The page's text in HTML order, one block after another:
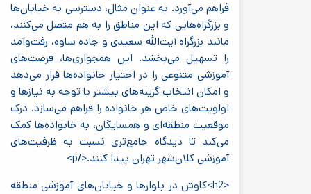
فراهم می‌آورد. به عنوان مثال، دسترسی به خیابان‌ها
و بزرگراه‌هایی که این مناطق را به هم متصل می‌کنند،
مانند بزرگراه آیت‌الله سعیدی و جاده ساوه، رفت‌وآمد
را تسهیل می‌بخشد. این همجواری‌ها، فرصت‌های
آموزشی متنوعی را در اختیار خانواده‌ها قرار می‌دهد
و امکان انتخاب گزینه‌های بیشتر با توجه به نیازها و
اولویت‌های خاص هر خانواده را فراهم می‌سازد. درک
موقعیت منطقه‌ای و همسایگان، به خانواده‌ها کمک
می‌کند تا دیدگاه جامع‌تری نسبت به ظرفیت‌های
آموزشی کلان‌شهر تهران پیدا کنند.</p>
<h2>کاوش در بلوارها و خیابان‌های آموزشی منطقه